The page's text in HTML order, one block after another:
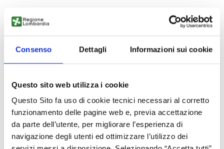
Consenso Dettagli Informazioni sui cookie
Questo sito web utilizza i cookie
Questo Sito fa uso di cookie tecnici necessari al corretto
funzionamento delle pagine web e, previa accettazione
da parte dell’utente, per migliorare l’esperienza di
navigazione degli utenti ed ottimizzare l’utilizzo dei
La commissione Bilancio ha discusso con il responsabile del
bilancio dell'amministrazione statunitense Young sulle
somiglianze e le differenze tra i piani di rilancio degli Stati
bilancio dell'amministrazione Biden, ha fornito una
panoramica del processo di bilancio degli Stati Uniti, dello
stato di avanzamento e della proposta di bilancio 2022,
soffermandosi sul piano di salvataggio americano per
combattere la pandemia, l'American Jobs Plan per le
infrastrutture e l'American Families Plan per investire nella